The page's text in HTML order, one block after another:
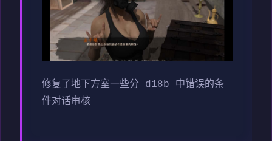
修复了地下方室一些分 d18b 中错误的条
件对话审核